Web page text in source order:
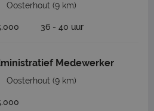
Oosterhout (9 km)
36 - 40 uur
Medewerker
Oosterhout (9 km)